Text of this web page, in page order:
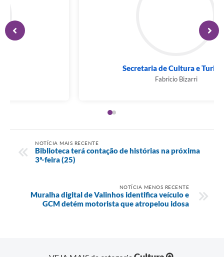
Gabinete do Prefeito
NOTÍCIA MAIS RECENTE
Biblioteca terá contação de histórias na próxima
3ª-feira (25)
NOTÍCIA MENOS RECENTE
Muralha digital de Valinhos identifica veículo e
GCM detém motorista que atropelou idosa